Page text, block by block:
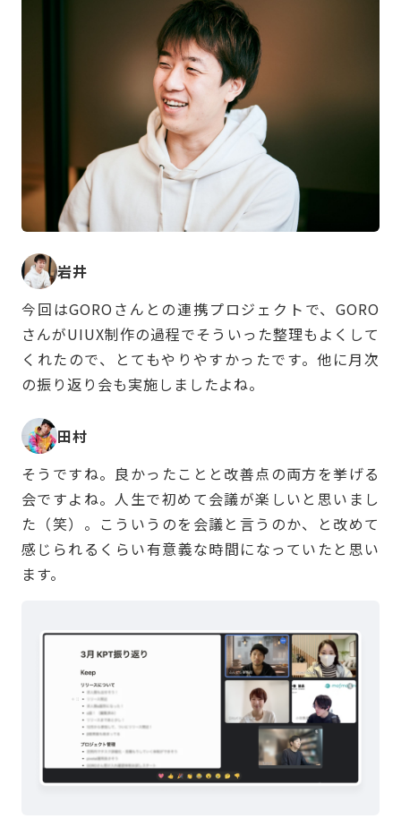
岩井
今回はGOROさんとの連携プロジェクトで、GORO
さんがUIUX制作の過程でそういった整理もよくして
くれたので、とてもやりやすかったです。他に月次
の振り返り会も実施しましたよね。
田村
そうですね。良かったことと改善点の両方を挙げる
会ですよね。人生で初めて会議が楽しいと思いまし
た（笑）。こういうのを会議と言うのか、と改めて
感じられるくらい有意義な時間になっていたと思い
ます。